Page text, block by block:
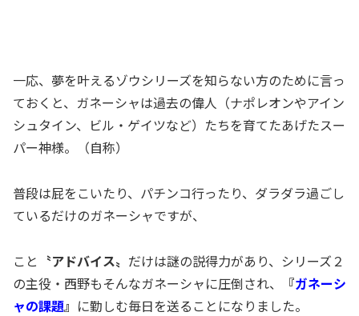
一応、夢を叶えるゾウシリーズを知らない方のために言っ
ておくと、ガネーシャは過去の偉人（ナポレオンやアイン
シュタイン、ビル・ゲイツなど）たちを育てたあげたスー
パー神様。（自称）
普段は屁をこいたり、パチンコ行ったり、ダラダラ過ごし
ているだけのガネーシャですが、
こと 〝アドバイス〟 だけは謎の説得力があり、シリーズ２
の主役・西野もそんなガネーシャに圧倒され、
『ガネーシ
ャの課題』 に勤しむ毎日を送ることになりました。